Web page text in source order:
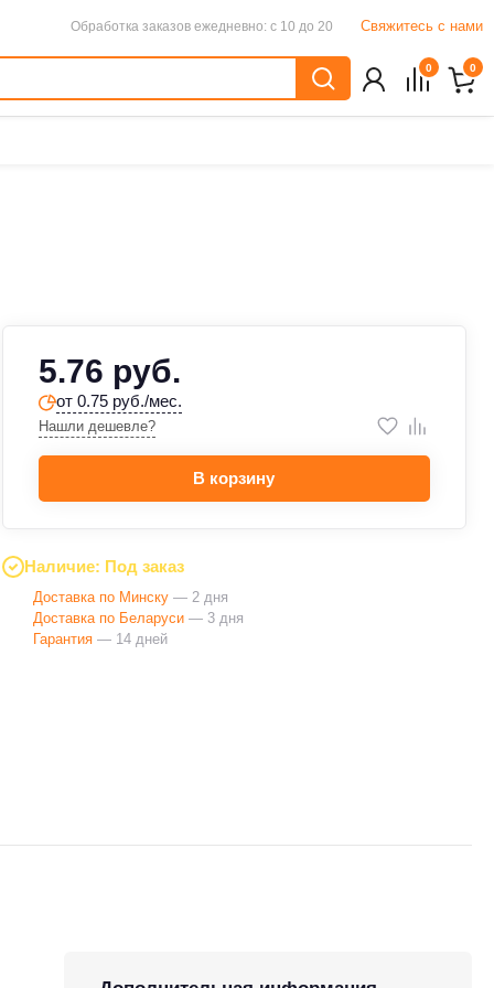
Обработка заказовежедневно: с 10 до 20 Свяжитесь с нами
0 0
5.76 руб.
от 0.75 руб./мес.
Нашли дешевле?
В корзину
Наличие: Под заказ
Доставка по Минску— 2 дня
Доставка по Беларуси— 3 дня
Гарантия— 14 дней